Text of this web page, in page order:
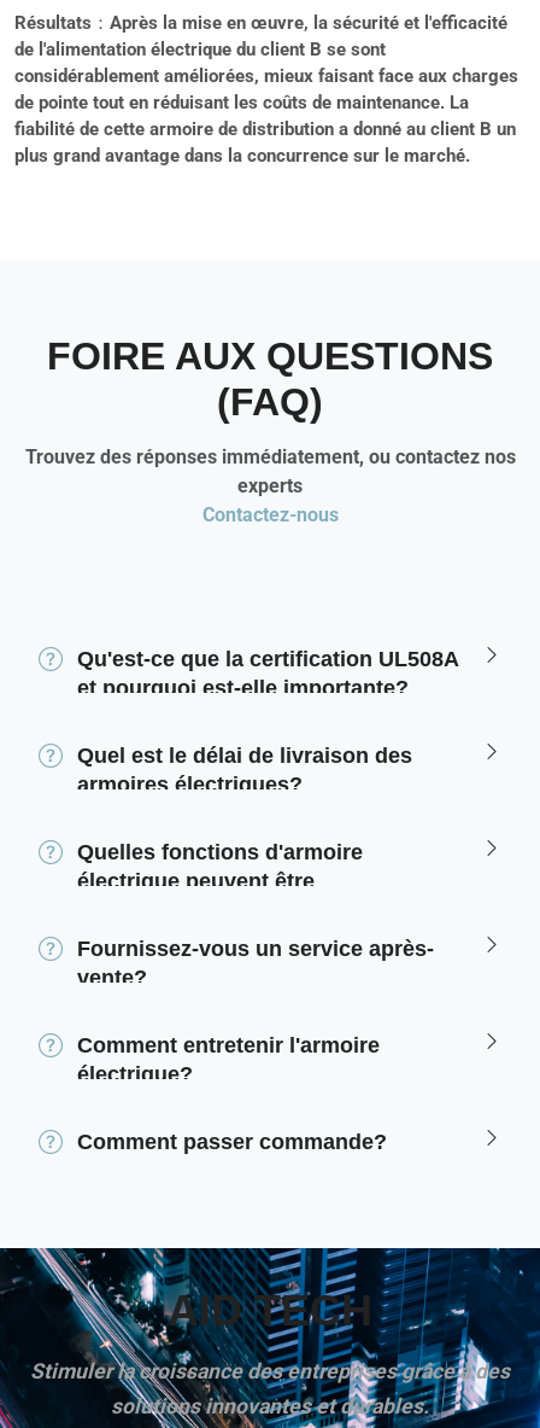
Résultats ：Après la mise en œuvre, la sécurité et l'efficacité
de l'alimentation électrique du client B se sont
considérablement améliorées, mieux faisant face aux charges
de pointe tout en réduisant les coûts de maintenance. La
fiabilité de cette armoire de distribution a donné au client B un
plus grand avantage dans la concurrence sur le marché.
FOIRE AUX QUESTIONS
(FAQ)
Trouvez des réponses immédiatement, ou contactez nos
experts
Contactez-nous
Qu'est-ce que la certification UL508A
et pourquoi est-elle importante?
Quel est le délai de livraison des
armoires électriques?
Quelles fonctions d'armoire
électrique peuvent être
Fournissez-vous un service après-
vente?
Comment entretenir l'armoire
électrique?
Comment passer commande?
AID TECH
Stimuler la croissance des entreprises grâce à des
solutions innovantes et durables.